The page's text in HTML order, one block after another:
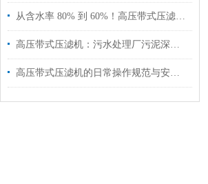
从含水率 80% 到 60%！高压带式压滤机的「破壁压榨」黑科技揭秘
高压带式压滤机：污水处理厂污泥深度脱水的优选方案
高压带式压滤机的日常操作规范与安全注意事项